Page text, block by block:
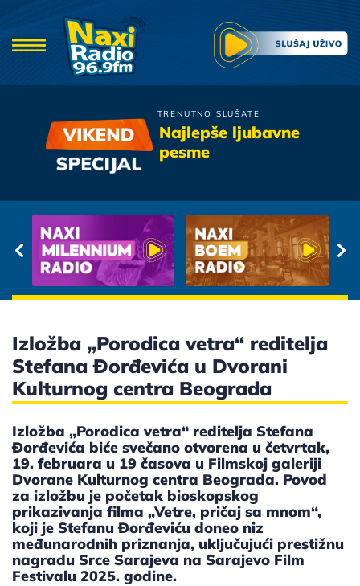
TRENUTNO SLUŠATE
Najlepše ljubavne
pesme
Idoli
Devojko mala
Izložba „Porodica vetra“ reditelja
Stefana Đorđevića u Dvorani
Kulturnog centra Beograda
Izložba „Porodica vetra“ reditelja Stefana
Đorđevića biće svečano otvorena u četvrtak,
19. februara u 19 časova u Filmskoj galeriji
Dvorane Kulturnog centra Beograda. Povod
za izložbu je početak bioskopskog
prikazivanja filma „Vetre, pričaj sa mnom“,
koji je Stefanu Đorđeviću doneo niz
međunarodnih priznanja, uključujući prestižnu
nagradu Srce Sarajeva na Sarajevo Film
Festivalu 2025. godine.